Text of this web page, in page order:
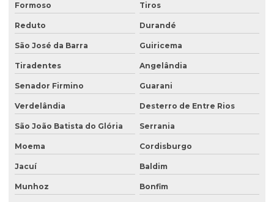
Formoso Tiros
Reduto Durandé
São José da Barra Guiricema
Tiradentes Angelândia
Senador Firmino Guarani
Verdelândia Desterro de Entre Rios
São João Batista do Glória Serrania
Moema Cordisburgo
Jacuí Baldim
Munhoz Bonfim